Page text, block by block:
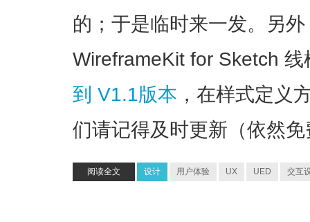
的；于是临时来一发。另
WireframeKit for Sketch
到 V1.1版本 ，在样式定义
们请记得及时更新（依然
阅读全文 设计 用户体验 UX UED 交互